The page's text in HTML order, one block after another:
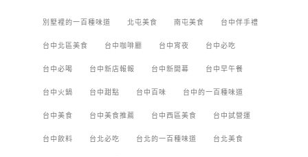
別墅裡的一百種味道 北屯美食 南屯美食 台中伴手禮
台中北區美食 台中咖啡廳 台中宵夜 台中必吃
台中必喝 台中新店報報 台中新開幕 台中早午餐
台中火鍋 台中甜點 台中百味 台中的一百種味道
台中美食 台中美食推薦 台中西區美食 台中試營運
台中飲料 台北必吃 台北的一百種味道 台北美食